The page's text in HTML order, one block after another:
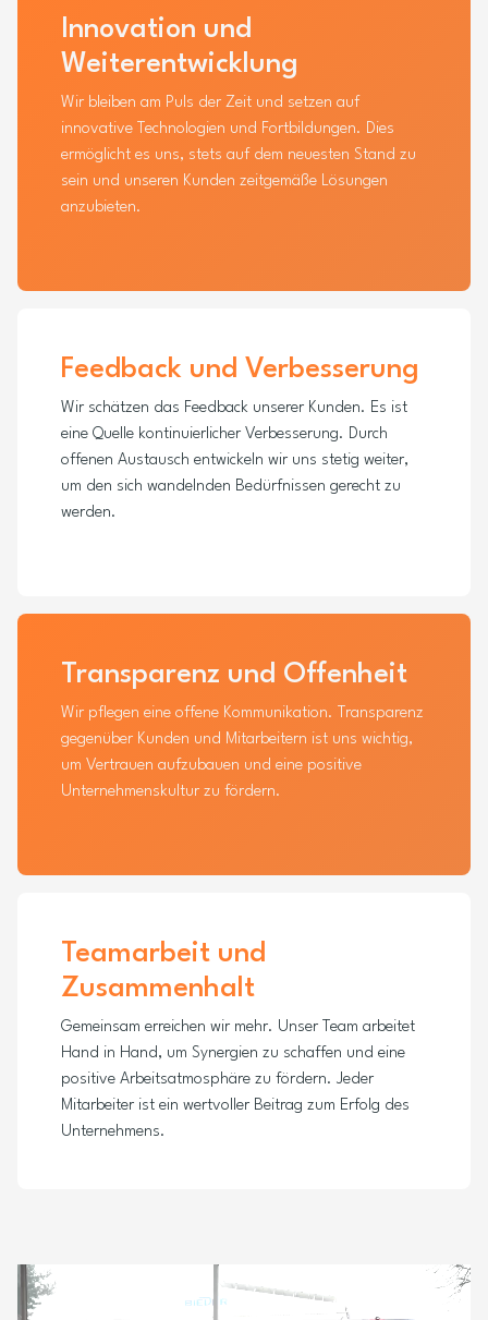
Innovation und
Weiterentwicklung
Wir bleiben am Puls der Zeit und setzen auf
innovative Technologien und Fortbildungen. Dies
ermöglicht es uns, stets auf dem neuesten Stand zu
sein und unseren Kunden zeitgemäße Lösungen
anzubieten.
Feedback und Verbesserung
Wir schätzen das Feedback unserer Kunden. Es ist
eine Quelle kontinuierlicher Verbesserung. Durch
offenen Austausch entwickeln wir uns stetig weiter,
um den sich wandelnden Bedürfnissen gerecht zu
werden.
Transparenz und Offenheit
Wir pflegen eine offene Kommunikation. Transparenz
gegenüber Kunden und Mitarbeitern ist uns wichtig,
um Vertrauen aufzubauen und eine positive
Unternehmenskultur zu fördern.
Teamarbeit und
Zusammenhalt
Gemeinsam erreichen wir mehr. Unser Team arbeitet
Hand in Hand, um Synergien zu schaffen und eine
positive Arbeitsatmosphäre zu fördern. Jeder
Mitarbeiter ist ein wertvoller Beitrag zum Erfolg des
Unternehmens.